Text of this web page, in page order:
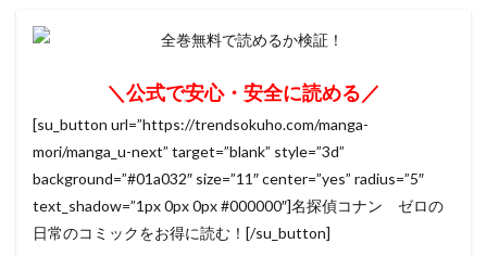
＼公式で安心・安全に読める／
[su_button url=”https://trendsokuho.com/manga-
mori/manga_u-next” target=”blank” style=”3d”
background=”#01a032″ size=”11″ center=”yes” radius=”5″
text_shadow=”1px 0px 0px #000000″]名探偵コナン ゼロの
日常のコミックをお得に読む！[/su_button]